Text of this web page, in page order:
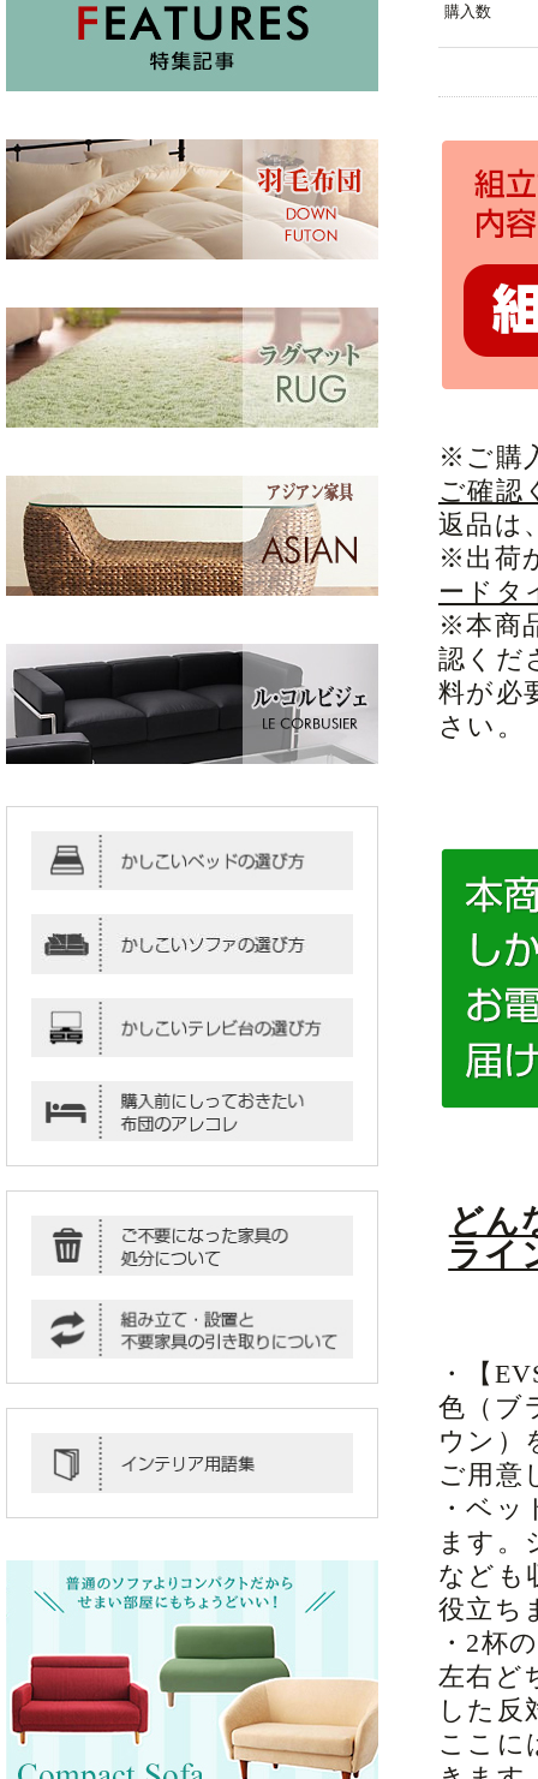
購入数
※ご購
ご確認
返品は
※出荷
ードタ
※本商
認くだ
料が必
さい。
どん
ライ
・【
色（ブ
ウン）
ご用意
・ベ
ます。
なども
役立ち
・2杯
左右ど
した反
ここに